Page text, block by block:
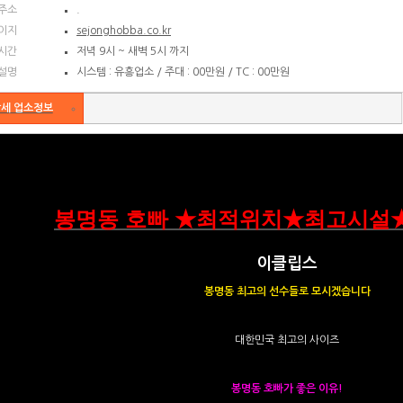
소
지
sejonghobba.co.kr
간
저녁 9시 ~ 새벽 5시 까지
명
시스템 : 유흥업소 / 주대 : 00만원 / TC : 00만원
업소정보
봉명동 호빠 ★최적위치★최고시
이클립스
봉명동 최고의 선수들로 모시겠습니다
대한민국 최고의 사이즈
봉명동 호빠가 좋은 이유!